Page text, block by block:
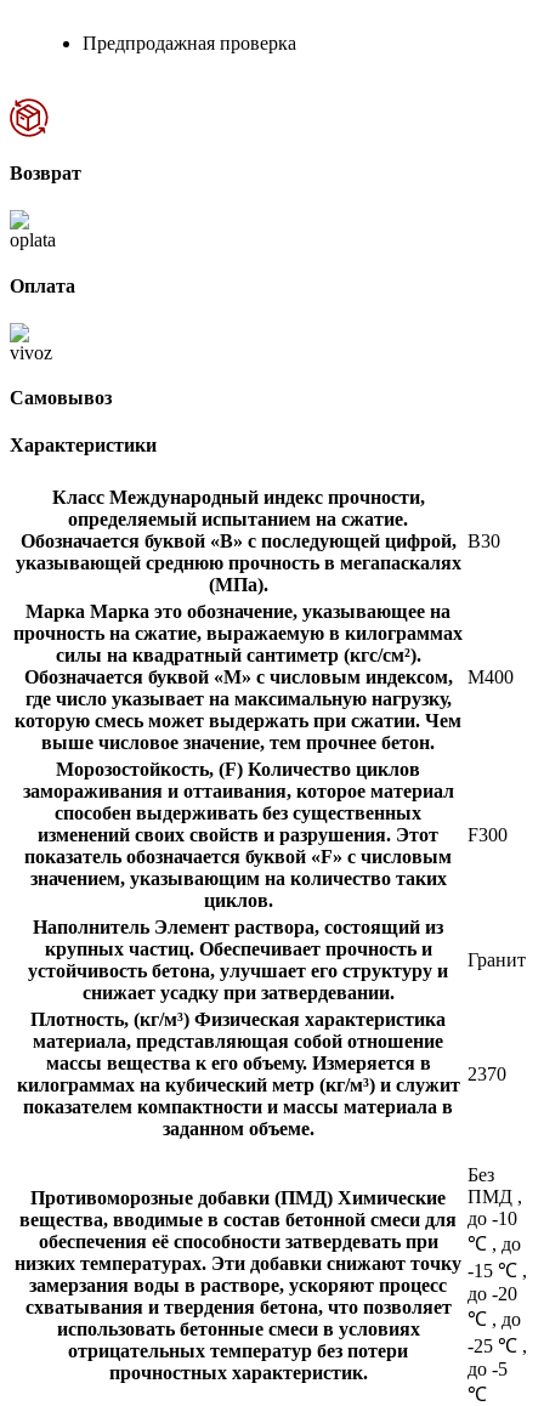
Предпродажная проверка
Возврат
Оплата
Самовывоз
Характеристики
Класс Международный индекс прочности,
определяемый испытанием на сжатие.
Обозначается буквой «В» с последующей цифрой,
указывающей среднюю прочность в мегапаскалях
(МПа).
В30
Марка Марка это обозначение, указывающее на
прочность на сжатие, выражаемую в килограммах
силы на квадратный сантиметр (кгс/см²).
Обозначается буквой «М» с числовым индексом,
где число указывает на максимальную нагрузку,
которую смесь может выдержать при сжатии. Чем
выше числовое значение, тем прочнее бетон.
М400
Морозостойкость, (F) Количество циклов
замораживания и оттаивания, которое материал
способен выдерживать без существенных
изменений своих свойств и разрушения. Этот
показатель обозначается буквой «F» с числовым
значением, указывающим на количество таких
циклов.
F300
Наполнитель Элемент раствора, состоящий из
крупных частиц. Обеспечивает прочность и
устойчивость бетона, улучшает его структуру и
снижает усадку при затвердевании.
Гранит
Плотность, (кг/м³) Физическая характеристика
материала, представляющая собой отношение
массы вещества к его объему. Измеряется в
килограммах на кубический метр (кг/м³) и служит
показателем компактности и массы материала в
заданном объеме.
2370
Противоморозные добавки (ПМД) Химические
вещества, вводимые в состав бетонной смеси для
обеспечения её способности затвердевать при
низких температурах. Эти добавки снижают точку
замерзания воды в растворе, ускоряют процесс
схватывания и твердения бетона, что позволяет
использовать бетонные смеси в условиях
отрицательных температур без потери
прочностных характеристик.
Без
ПМД ,
до -10
℃ , до
-15 ℃ ,
до -20
℃ , до
-25 ℃ ,
до -5
℃